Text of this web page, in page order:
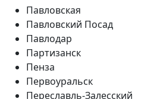
Павловская
Павловский Посад
Павлодар
Партизанск
Пенза
Первоуральск
Переславль-Залесский